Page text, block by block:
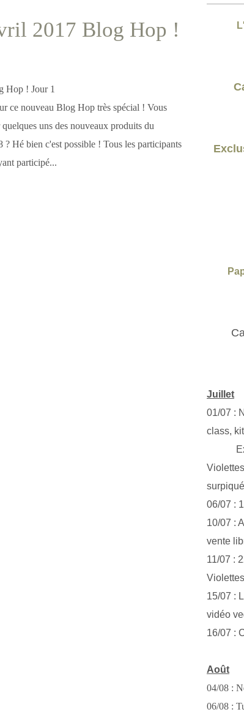
2017 Blog Hop !
ce nouveau Blog Hop très spécial ! Vous
uns des nouveaux produits du
Hé bien c'est possible ! Tous les participants
participé...
Juillet
01/07 :
class,
surpiqué
06/07 :
10/07 :
vente
11/07 :
Violettes
15/07 :
vidéo
16/07 :
Août
04/08 :
06/08 :